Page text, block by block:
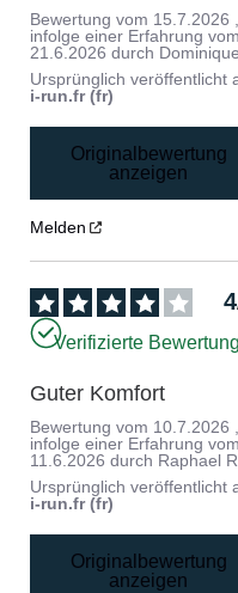
Bewertung vom 15.7.2026
infolge einer Erfahrung
21.6.2026 durch
Ursprünglich veröffentlicht
i-run.fr (fr)
Originalbewertung
anzeigen
Melden
4
Verifizierte
Guter Komfort
Bewertung vom 10.7.2026
infolge einer Erfahrung
11.6.2026 durch Raphael
Ursprünglich veröffentlicht
i-run.fr (fr)
Originalbewertung
anzeigen